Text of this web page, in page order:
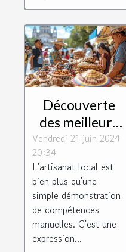
Découverte
des meilleurs
artisans locaux
: Comment ils
façonnent
l'identité
culturelle de
leur
communauté
Vendredi 21 juin 2024
20:34
L'artisanat local est
bien plus qu'une
simple démonstration
de compétences
manuelles. C'est une
expression...